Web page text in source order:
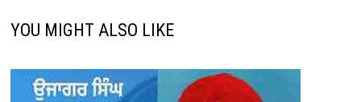
YOU MIGHT ALSO LIKE